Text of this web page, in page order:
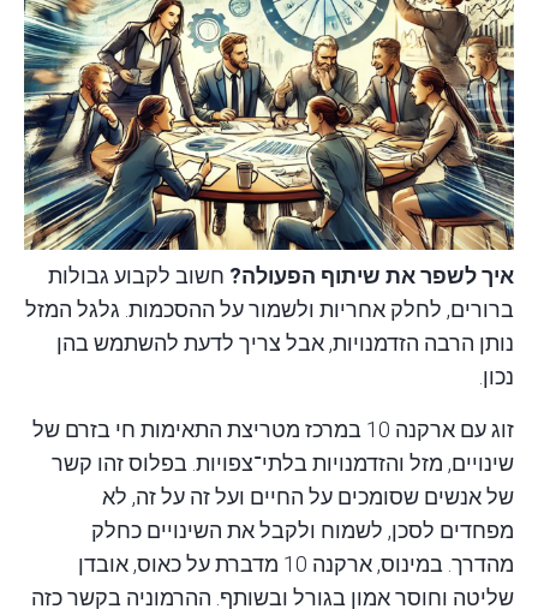
איך לשפר את שיתוף הפעולה? חשוב לקבוע גבולות
ברורים, לחלק אחריות ולשמור על ההסכמות. גלגל המזל
נותן הרבה הזדמנויות, אבל צריך לדעת להשתמש בהן
נכון.
זוג עם ארקנה 10 במרכז מטריצת התאימות חי בזרם של
שינויים, מזל והזדמנויות בלתי־צפויות. בפלוס זהו קשר
של אנשים שסומכים על החיים ועל זה על זה, לא
מפחדים לסכן, לשמוח ולקבל את השינויים כחלק
מהדרך. במינוס, ארקנה 10 מדברת על כאוס, אובדן
שליטה וחוסר אמון בגורל ובשותף. ההרמוניה בקשר כזה